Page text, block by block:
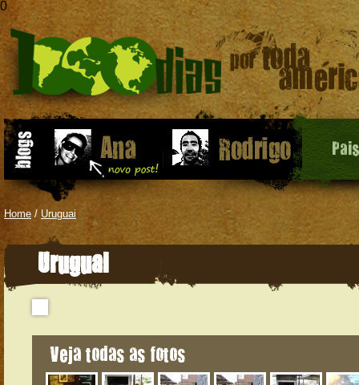
0
Home / Uruguai
Uruguai
Veja todas as fotos